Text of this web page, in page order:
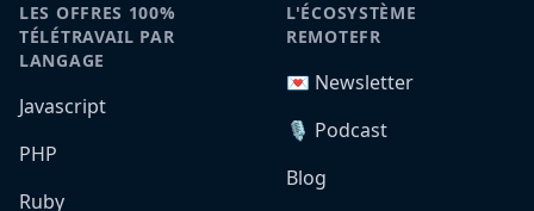
LES OFFRES 100%
TÉLÉTRAVAIL PAR
LANGAGE
Javascript
PHP
Ruby
L'ÉCOSYSTÈME
REMOTEFR
💌 Newsletter
🎙️ Podcast
Blog